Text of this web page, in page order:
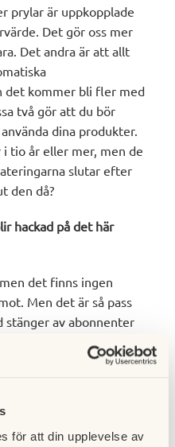
för att din upplevelse av
prylar är uppkopplade
Det gör oss mer
Det andra är att allt
det kommer bli fler med
två gör att du bör
dina produkter.
i tio år eller mer, men de
slutar efter
den då?
hackad på det här
det finns ingen
Men det är så pass
av abonnenter
automatiska
finns.